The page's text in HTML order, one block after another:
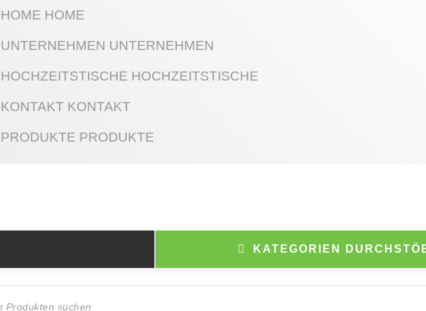
HOME HOME
UNTERNEHMEN UNTERNEHMEN
HOCHZEITSTISCHE HOCHZEITSTISCHE
KONTAKT KONTAKT
PRODUKTE PRODUKTE
KATEGORIEN